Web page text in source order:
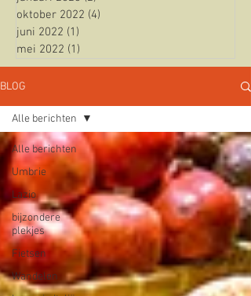
oktober 2022 (4)
juni 2022 (1)
mei 2022 (1)
BLOG
Alle berichten
Umbrie
Lazio
bijzondere
plekjes
Fietsen
Wandelen
Alle berichten